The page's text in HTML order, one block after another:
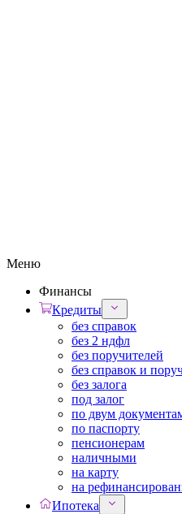
Меню
Финансы
Кредиты
без справок
без 2 ндфл
без поручителей
без справок и
без залога
под залог
по двум
по паспорту
пенсионерам
наличными
на карту
на
Ипотека